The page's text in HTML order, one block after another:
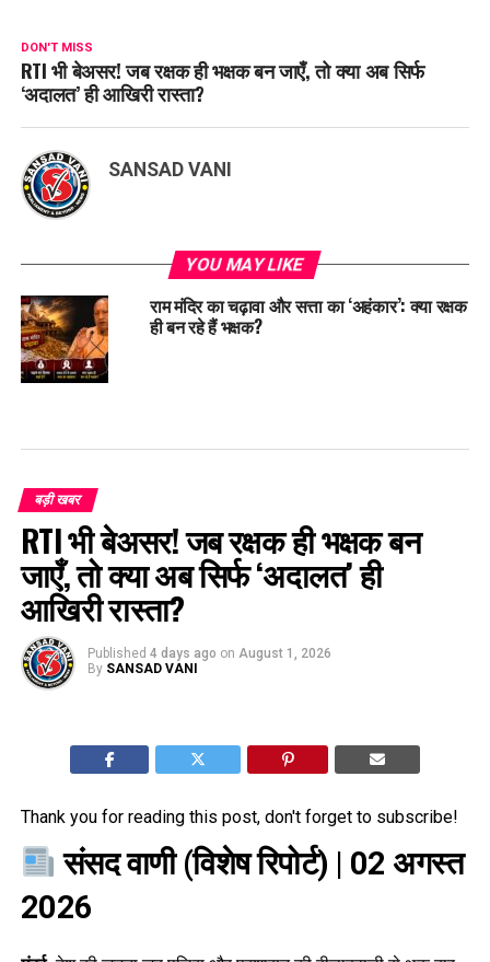
DON'T MISS
RTI भी बेअसर! जब रक्षक ही भक्षक बन जाएँ, तो क्या अब सिर्फ
‘अदालत’ ही आखिरी रास्ता?
SANSAD VANI
YOU MAY LIKE
राम मंदिर का चढ़ावा और सत्ता का ‘अहंकार’: क्या रक्षक
ही बन रहे हैं भक्षक?
बड़ी खबर
RTI भी बेअसर! जब रक्षक ही भक्षक बन
जाएँ, तो क्या अब सिर्फ ‘अदालत’ ही
आखिरी रास्ता?
Published 4 days ago on August 1, 2026
By SANSAD VANI
Thank you for reading this post, don't forget to subscribe!
संसद वाणी (विशेष रिपोर्ट) | 02 अगस्त
2026